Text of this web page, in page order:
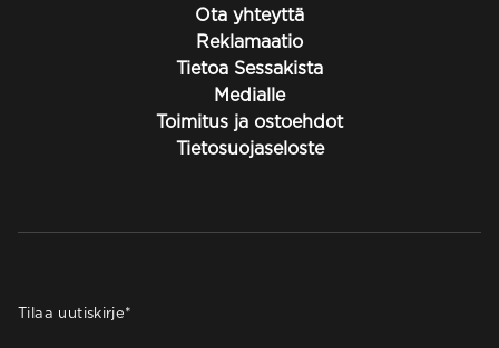
Ota yhteyttä
Reklamaatio
Tietoa Sessakista
Medialle
Toimitus ja ostoehdot
Tietosuojaseloste
Tilaa uutiskirje*